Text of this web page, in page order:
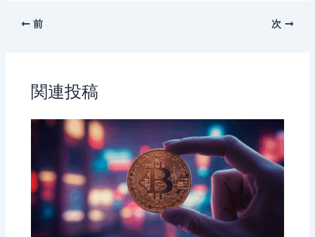
前 次
関連投稿